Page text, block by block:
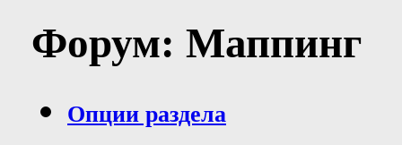
Форум: Маппинг
Опции раздела